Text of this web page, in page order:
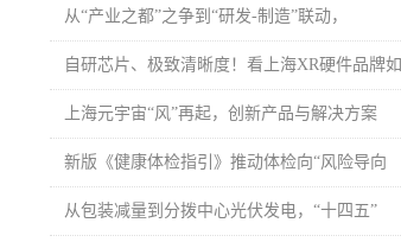
从“产业之都”之争到“研发-制造”联动，
自研芯片、极致清晰度！看上海XR硬件品牌如
上海元宇宙“风”再起，创新产品与解决方案
新版《健康体检指引》推动体检向“风险导向
从包装减量到分拨中心光伏发电，“十四五”